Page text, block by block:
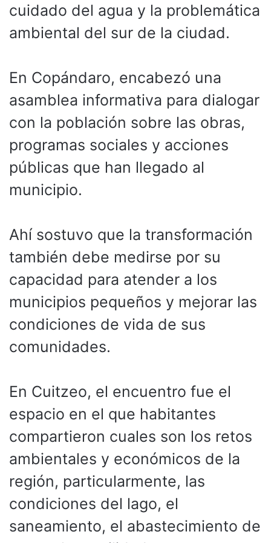
cuidado del agua y la problemática
ambiental del sur de la ciudad.
En Copándaro, encabezó una
asamblea informativa para dialogar
con la población sobre las obras,
programas sociales y acciones
públicas que han llegado al
municipio.
Ahí sostuvo que la transformación
también debe medirse por su
capacidad para atender a los
municipios pequeños y mejorar las
condiciones de vida de sus
comunidades.
En Cuitzeo, el encuentro fue el
espacio en el que habitantes
compartieron cuales son los retos
ambientales y económicos de la
región, particularmente, las
condiciones del lago, el
saneamiento, el abastecimiento de